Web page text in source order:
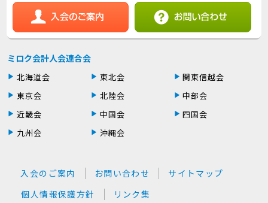
ミロク会計人会連合会
北海道会 東北会
関東信越会
東京会
北陸会
中部会
近畿会
中国会
四国会
九州会
沖縄会
入会のご案内 お問い合わせ
サイトマップ
個人情報保護方針
リンク集